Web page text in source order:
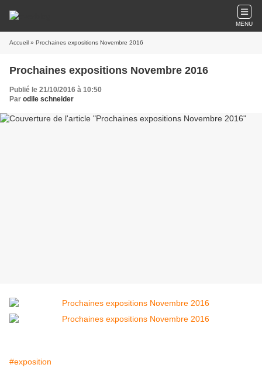
MENU
Accueil » Prochaines expositions Novembre 2016
Prochaines expositions Novembre 2016
Publié le 21/10/2016 à 10:50
Par odile schneider
#exposition